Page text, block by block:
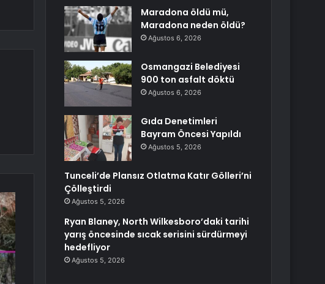
Maradona öldü mü,
Maradona neden öldü?
Ağustos 6, 2026
Osmangazi Belediyesi
900 ton asfalt döktü
Ağustos 6, 2026
Gıda Denetimleri
Bayram Öncesi Yapıldı
Ağustos 5, 2026
Tunceli’de Plansız Otlatma Katır Gölleri’ni
Çölleştirdi
Ağustos 5, 2026
Ryan Blaney, North Wilkesboro’daki tarihi
yarış öncesinde sıcak serisini sürdürmeyi
hedefliyor
Ağustos 5, 2026